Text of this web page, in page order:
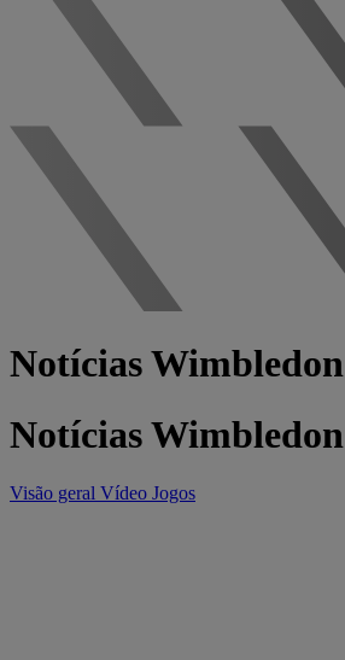
Notícias Wimbledon
Notícias Wimbledon
Visão geral Vídeo Jogos